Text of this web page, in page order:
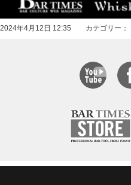
2024年4月12日 12:35 カテゴリー：